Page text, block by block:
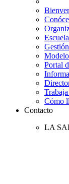
Portal
Cómo
Contacto
LA